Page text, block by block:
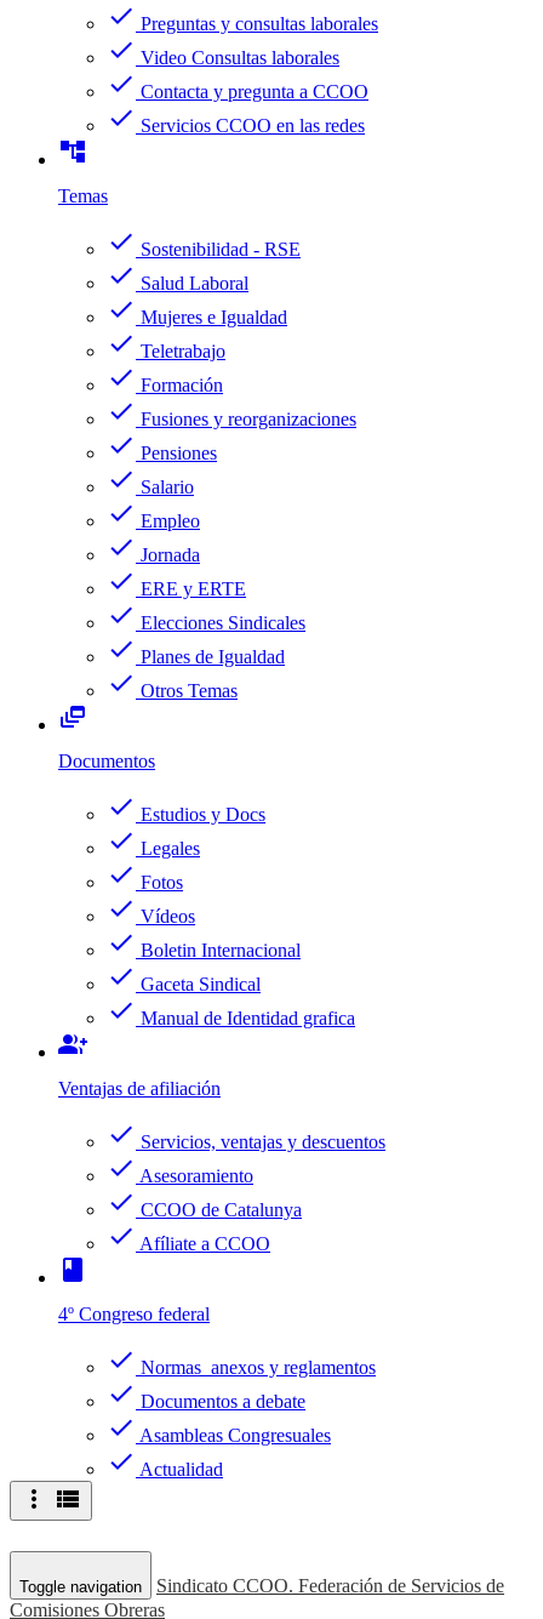
check Preguntas y consultas laborales
check Video Consultas laborales
check Contacta y pregunta a CCOO
check Servicios CCOO en las redes
account_tree
Temas
check Sostenibilidad - RSE
check Salud Laboral
check Mujeres e Igualdad
check Teletrabajo
check Formación
check Fusiones y reorganizaciones
check Pensiones
check Salario
check Empleo
check Jornada
check ERE y ERTE
check Elecciones Sindicales
check Planes de Igualdad
check Otros Temas
dynamic_feed
Documentos
check Estudios y Docs
check Legales
check Fotos
check Vídeos
check Boletin Internacional
check Gaceta Sindical
check Manual de Identidad grafica
group_add
Ventajas de afiliación
check Servicios, ventajas y descuentos
check Asesoramiento
check CCOO de Catalunya
check Afíliate a CCOO
book
4º Congreso federal
check Normas anexos y reglamentos
check Documentos a debate
check Asambleas Congresuales
check Actualidad
more_vert view_list
Toggle navigation
Sindicato CCOO. Federación de Servicios de
Comisiones Obreras